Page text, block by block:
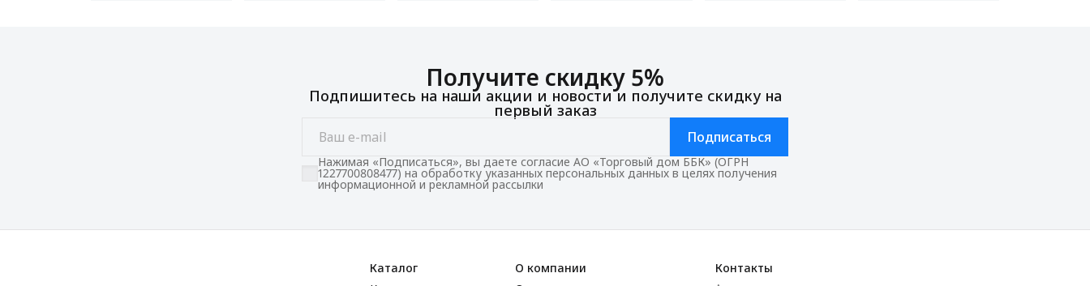
Получите скидку 5%
Подпишитесь на наши акции и новости и получите скидку на
первый заказ
Подписаться
Нажимая «Подписаться», вы даете согласие АО «Торговый дом ББК» (ОГРН
1227700808477) на обработку указанных персональных данных в целях получения
информационной и рекламной рассылки
Каталог
О компании
Контакты